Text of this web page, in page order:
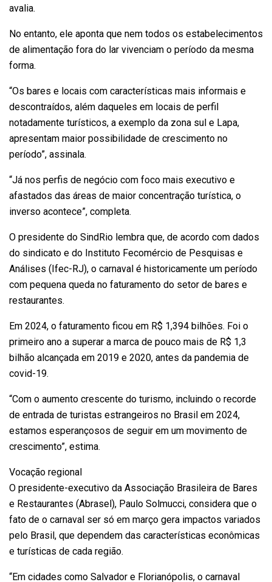
avalia.
No entanto, ele aponta que nem todos os estabelecimentos
de alimentação fora do lar vivenciam o período da mesma
forma.
“Os bares e locais com características mais informais e
descontraídos, além daqueles em locais de perfil
notadamente turísticos, a exemplo da zona sul e Lapa,
apresentam maior possibilidade de crescimento no
período”, assinala.
“Já nos perfis de negócio com foco mais executivo e
afastados das áreas de maior concentração turística, o
inverso acontece”, completa.
O presidente do SindRio lembra que, de acordo com dados
do sindicato e do Instituto Fecomércio de Pesquisas e
Análises (Ifec-RJ), o carnaval é historicamente um período
com pequena queda no faturamento do setor de bares e
restaurantes.
Em 2024, o faturamento ficou em R$ 1,394 bilhões. Foi o
primeiro ano a superar a marca de pouco mais de R$ 1,3
bilhão alcançada em 2019 e 2020, antes da pandemia de
covid-19.
“Com o aumento crescente do turismo, incluindo o recorde
de entrada de turistas estrangeiros no Brasil em 2024,
estamos esperançosos de seguir em um movimento de
crescimento”, estima.
Vocação regional
O presidente-executivo da Associação Brasileira de Bares
e Restaurantes (Abrasel), Paulo Solmucci, considera que o
fato de o carnaval ser só em março gera impactos variados
pelo Brasil, que dependem das características econômicas
e turísticas de cada região.
“Em cidades como Salvador e Florianópolis, o carnaval